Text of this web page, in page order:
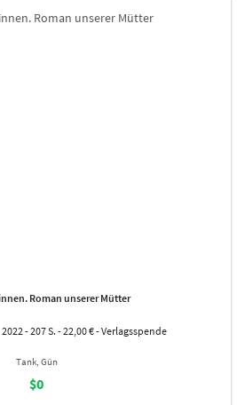
Roman unserer Mütter
- 207 S. - 22,00 € - Verlagsspende
Tank, Gün
$0